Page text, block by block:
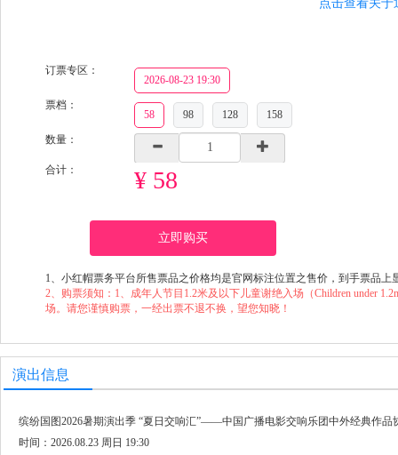
点击查看关于
订票专区：
2026-08-23 19:30
票档：
58 98 128
158
数量：
合计： ¥ 58
立即购买
1、小红帽票务平台所售票品之价格均是官网标注位置之售价，到手票品
2、购票须知：1、成年人节目1.2米及以下儿童谢绝入场（Children under
场。请您谨慎购票，一经出票不退不换，望您知晓！
演出信息
缤纷国图2026暑期演出季 “夏日交响汇”——中国广播电影交响乐团中外经典作品
时间：2026.08.23 周日 19:30